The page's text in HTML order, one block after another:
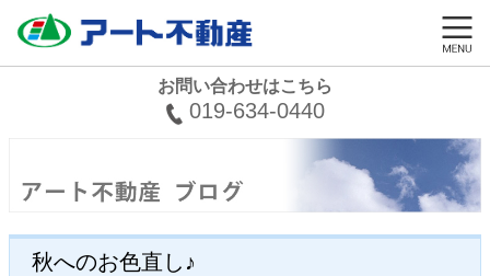
お問い合わせはこちら
019-634-0440
秋へのお色直し♪